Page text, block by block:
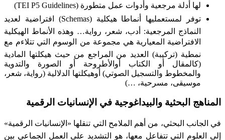
لها أدلة مرجعية وأدوات عمل متطورة (TEI P5 Guidelines)
توفر لمستعمليها أنماطا هيكلية (Schemas) افتراضية لعديد
النماذج المرجعية: أدب، شعر، رواية… وهذه الأنماط الهيكلية
الافتراضية المعيارية هي مجموعة من الوسوم التي تتلاءم مع
نمطية (تركيبة) العديد من المراجع من حيث هيكلتها المادية
(كالمقال أو الكتاب أوالأطروحة أو الصورة والتدوية
والمخطوط والتسجيل الصوتي) أوهيكلتها الدلالية (رواية، شعر،
موسيقى، مسرحية، …)
المناهج البحثية والبيداغوجية في الإنسانيات الرقمية
في الجانب البحثي، من أهم الملامح التي تنقلها «الإنسانيات الرقمية»
إلى العلوم التي تتفاعل معها، هو التشديد على العمل الجماعي بين